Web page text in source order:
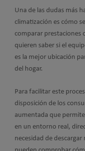
Una de las dudas más
climatización es cómo
comparar prestaciones
quieren saber si el
es la mejor ubicación
del hogar.
Para facilitar este
disposición de los
aumentada que
en un entorno real,
necesidad de